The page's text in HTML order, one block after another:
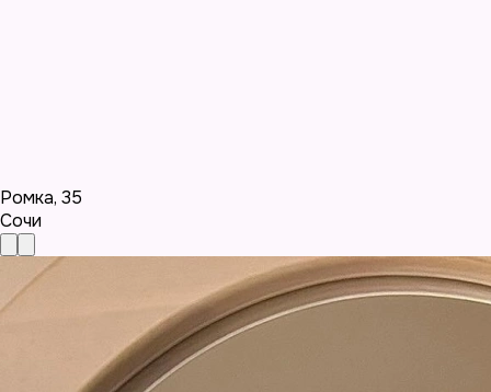
Ромка, 35
Сочи